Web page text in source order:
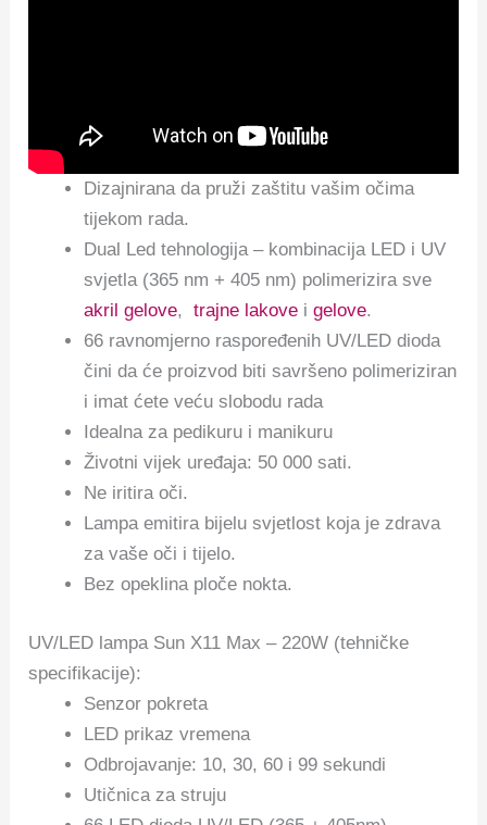
Dizajnirana da pruži zaštitu vašim očima
tijekom rada.
Dual Led tehnologija – kombinacija LED i UV
svjetla (365 nm + 405 nm) polimerizira sve
akril gelove,trajne lakove igelove.
66 ravnomjerno raspoređenih UV/LED dioda
čini da će proizvod biti savršeno polimeriziran
i imat ćete veću slobodu rada
Idealna za pedikuru i manikuru
Životni vijek uređaja: 50 000 sati.
Ne iritira oči.
Lampa emitira bijelu svjetlost koja je zdrava
za vaše oči i tijelo.
Bez opeklina ploče nokta.
UV/LED lampa Sun X11 Max – 220W (tehničke
specifikacije):
Senzor pokreta
LED prikaz vremena
Odbrojavanje: 10, 30, 60 i 99 sekundi
Utičnica za struju